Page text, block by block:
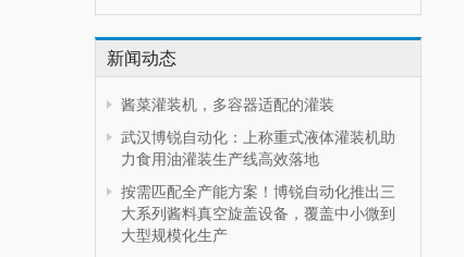
新闻动态
酱菜灌装机，多容器适配的灌装
武汉博锐自动化：上称重式液体灌装机助
力食用油灌装生产线高效落地
按需匹配全产能方案！博锐自动化推出三
大系列酱料真空旋盖设备，覆盖中小微到
大型规模化生产